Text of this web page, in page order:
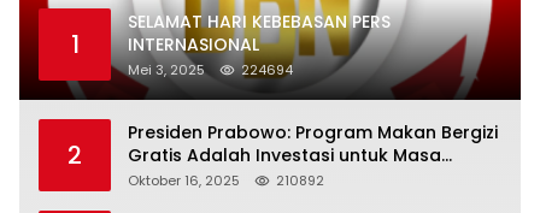
1
SELAMAT HARI KEBEBASAN PERS
INTERNASIONAL
Mei 3, 2025 224694
2
Presiden Prabowo: Program Makan Bergizi
Gratis Adalah Investasi untuk Masa
Depan Bangsa
Oktober 16, 2025 210892